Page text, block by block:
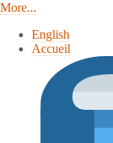
More...
English
Accueil